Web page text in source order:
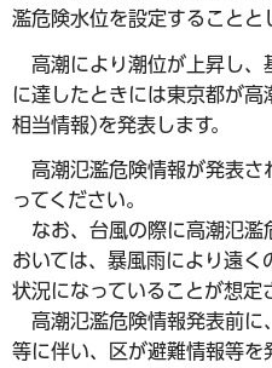
濫危険水位を設定することと
高潮により潮位が上昇し、
に達したときには東京都が
相当情報)を発表します。
高潮氾濫危険情報が発表さ
ってください。
なお、台風の際に高潮氾濫
おいては、暴風雨により遠く
状況になっていることが想定
高潮氾濫危険情報発表前に
等に伴い、区が避難情報等を